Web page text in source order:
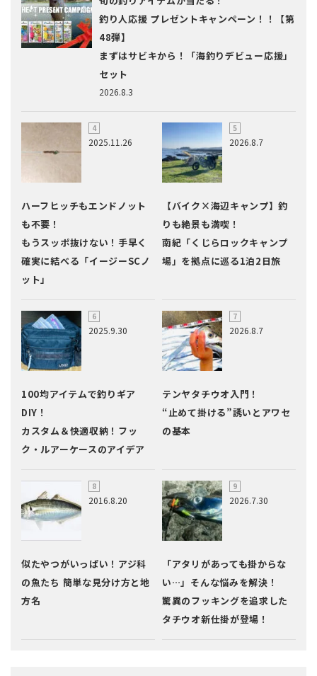
2026.8.3
釣り人応援 プレゼントキャンペーン！！【第
48弾】
まずはサビキから！「海釣りデビュー応援」
セット
2025.11.26
ハーフヒッチもエンドノット
も不要！
もうスッポ抜けない！手早く
確実に結べる「イージーSCノ
ット」
2026.8.7
【バイク×海辺キャンプ】釣
りも絶景も満喫！
南紀「くじらロックキャンプ
場」を拠点に巡る1泊2日旅
2025.9.30
100均アイテムで釣りギア
DIY！
カスタム＆快適収納！フッ
ク・ルアーケースのアイデア
2026.8.7
テンヤタチウオ入門！
“止めて掛ける”誘いとアワセ
の基本
2016.8.20
似たやつがいっぱい！アジ科
の魚たち 簡単な見分け方と地
方名
2026.7.30
「アタリがあっても掛からな
い…」そんな悩みを解決！
驚異のフッキングを追求した
タチウオ新仕掛が登場！